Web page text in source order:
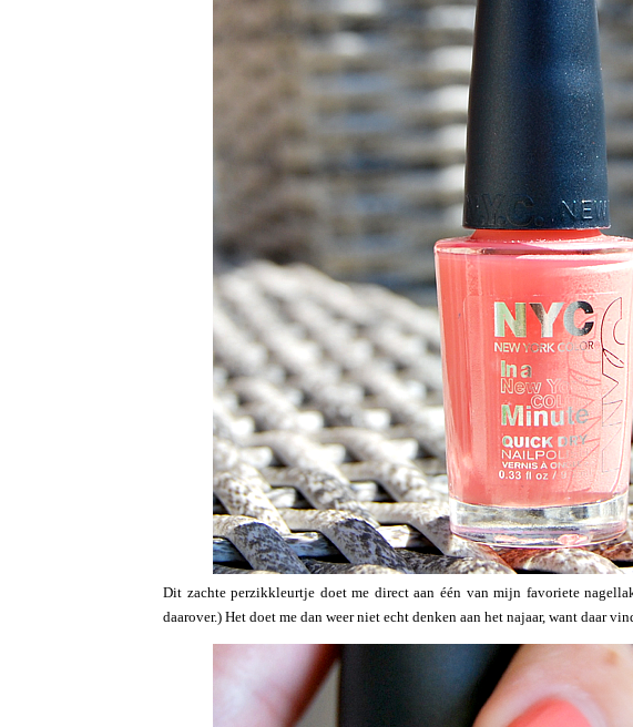
Dit zachte perzikkleurtje doet me direct aan één van mijn favoriete
daarover.) Het doet me dan weer niet echt denken aan het najaar, want daar